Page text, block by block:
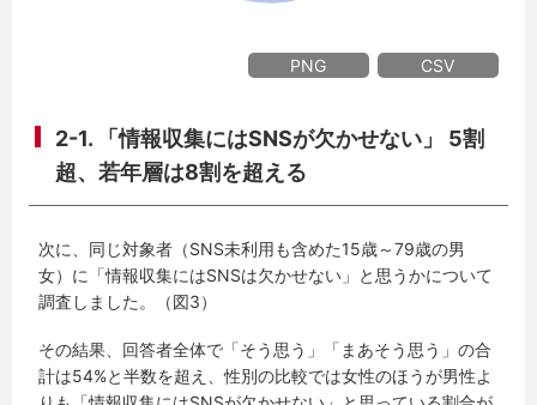
PNG CSV
2-1. 「情報収集にはSNSが欠かせない」 5割
超、若年層は8割を超える
次に、同じ対象者（SNS未利用も含めた15歳～79歳の男
女）に「情報収集にはSNSは欠かせない」と思うかについて
調査しました。（図3）
その結果、回答者全体で「そう思う」「まあそう思う」の合
計は54%と半数を超え、性別の比較では女性のほうが男性よ